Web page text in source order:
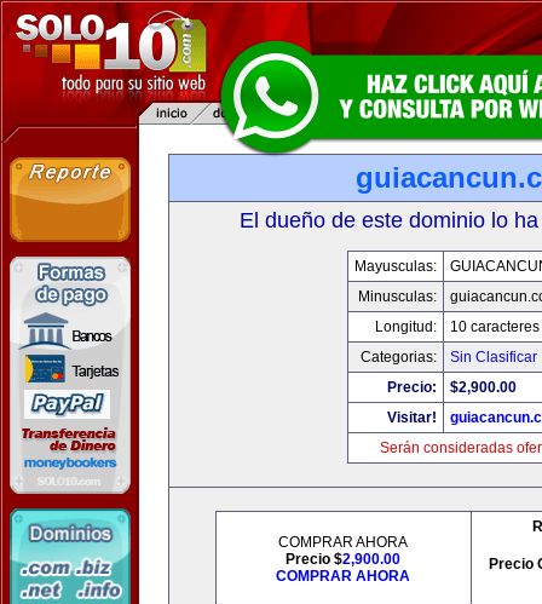
El dueño de este dominio lo
Mayusculas:
Minusculas:
Longitud:
10 caracteres
Categorias:
Sin Clasificar
Precio:
$2,900.00
Visitar!
Serán consideradas
COMPRAR AHORA
Precio $2,900.00
COMPRAR AHORA
Precio